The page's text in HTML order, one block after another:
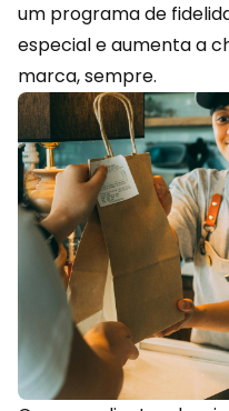
um programa de
especial e aumenta a
marca, sempre.